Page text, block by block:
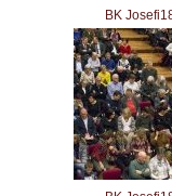
BK